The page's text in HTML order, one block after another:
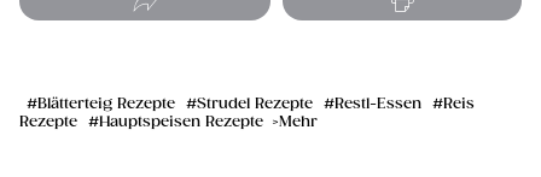
Blätterteig Rezepte Strudel Rezepte Restl-Essen
Reis
Rezepte
Hauptspeisen Rezepte Mehr